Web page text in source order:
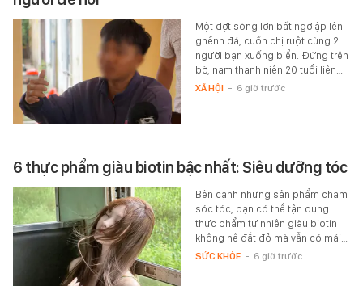
Một đợt sóng lớn bất ngờ ập lên
ghềnh đá, cuốn chị ruột cùng 2
người bạn xuống biển. Đứng trên
bờ, nam thanh niên 20 tuổi liên…
XÃ HỘI - 6 giờ trước
6 thực phẩm giàu biotin bậc nhất: Siêu dưỡng tóc
Bên cạnh những sản phẩm chăm
sóc tóc, bạn có thể tận dụng
thực phẩm tự nhiên giàu biotin
không hề đắt đỏ mà vẫn có mái…
SỨC KHỎE - 6 giờ trước